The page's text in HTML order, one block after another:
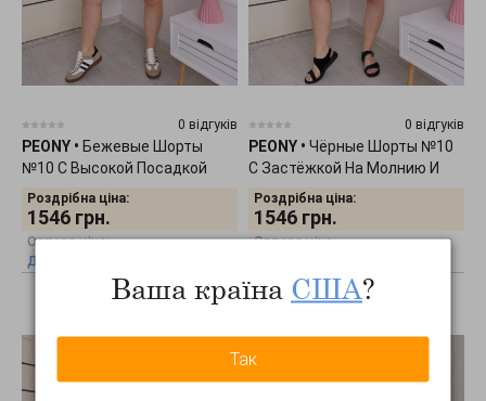
0 відгуків
PEONY • Бежевые Шорты
№10 С Высокой Посадкой
0903262
Роздрібна ціна:
1546 грн.
Оптова ціна:
Дізнатись оптову ціну
0 відгуків
PEONY • Чёрные Шорты №10
С Застёжкой На Молнию И
Пуговицу 0903261
Роздрібна ціна:
1546 грн.
Оптова ціна:
Ваша країна США?
Так